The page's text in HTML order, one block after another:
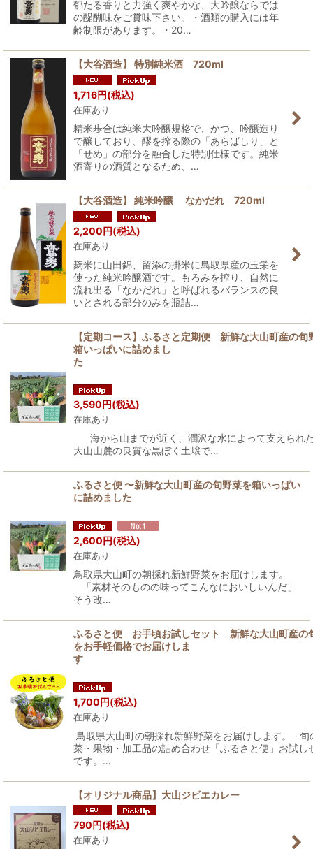
郁たる香りと力強く爽やかな、大吟醸ならでは
の醍醐味をご賞味下さい。・酒類の購入には年
齢制限があります。・20…
【大谷酒造】 特別純米酒 720ml
1,716円(税込)
在庫あり
精米歩合は純米大吟醸規格で、かつ、吟醸造り
で醸しており、醪を搾る際の「あらばしり」と
「せめ」の部分を融合した特別仕様です。純米
酒寄りの酒質となるため、…
【大谷酒造】 純米吟醸 なかだれ 720ml
2,200円(税込)
在庫あり
麹米に山田錦、留添の掛米に鳥取県産の玉栄を
使った純米吟醸酒です。もろみを搾り、自然に
流れ出る「なかだれ」と呼ばれるバランスの良
いとされる部分のみを瓶詰…
【定期コース】ふるさと定期便 新鮮な大山町産の旬
箱いっぱいに詰めまし
3,590円(税込)
在庫あり
海から山までが近く、潤沢な水によって支えられ
大山山麓の良質な黒ぼく土壌で…
ふるさと便 〜新鮮な大山町産の旬野菜を箱いっぱい
に詰めました
2,600円(税込)
在庫あり
鳥取県大山町の朝採れ新鮮野菜をお届けします。
「素材そのものの味ってこんなにおいしいんだ」
そう改…
ふるさと便 お手頃お試しセット 新鮮な大山町産の
をお手軽価格でお届けしま
1,700円(税込)
在庫あり
鳥取県大山町の朝採れ新鮮野菜をお届けします。 旬
菜・果物・加工品の詰め合わせ「ふるさと便」お試し
です。…
【オリジナル商品】大山ジビエカレー
790円(税込)
在庫あり